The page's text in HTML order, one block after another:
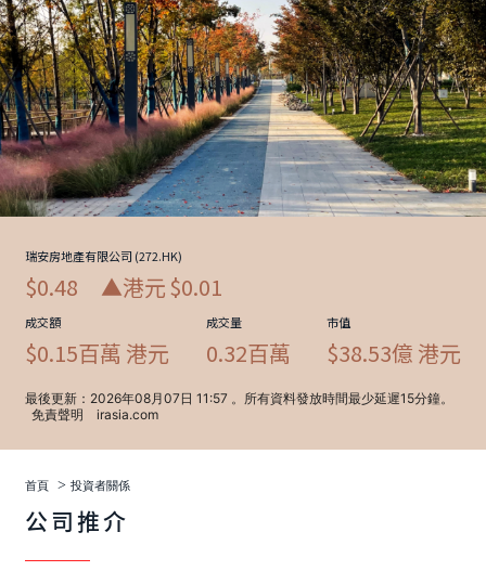
首頁 > 投資者關係
公司推介